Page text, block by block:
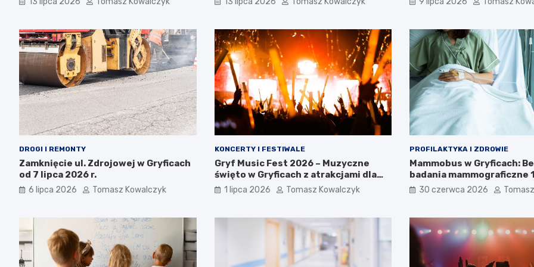
DROGI I REMONTY
Zamknięcie ul. Zdrojowej w Gryficach
od 7 lipca 2026 r.
6 lipca 2026 Tomasz Kowalczyk
KONCERTY I FESTIWALE
Gryf Music Fest 2026 – Muzyczne
święto w Gryficach z atrakcjami dla
całej rodziny!
1 lipca 2026 Tomasz Kowalczyk
PROFILAKTYKA I ZDROWIE
Mammobus w Gryficach:
badania mammograficzne
30 czerwca 2026